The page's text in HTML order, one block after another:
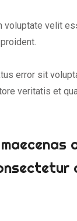
voluptate velit
error sit
veritatis et